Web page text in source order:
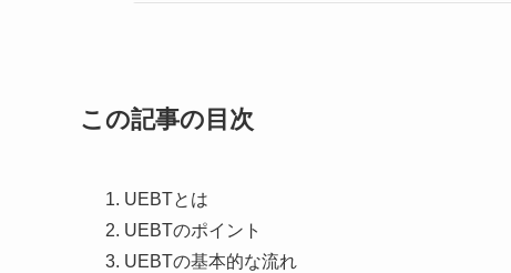
この記事の目次
UEBTとは
UEBTのポイント
UEBTの基本的な流れ